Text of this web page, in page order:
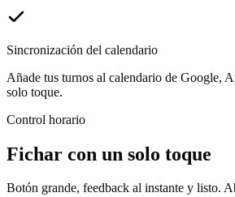
Sincronización del calendario
Añade tus turnos al calendario de Google,
solo toque.
Control horario
Fichar con un solo toque
Botón grande, feedback al instante y listo.